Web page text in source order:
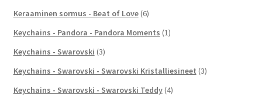
Keraaminen sormus - Beat of Love (6)
Keychains - Pandora - Pandora Moments (1)
Keychains - Swarovski (3)
Keychains - Swarovski - Swarovski Kristalliesineet (3)
Keychains - Swarovski - Swarovski Teddy (4)